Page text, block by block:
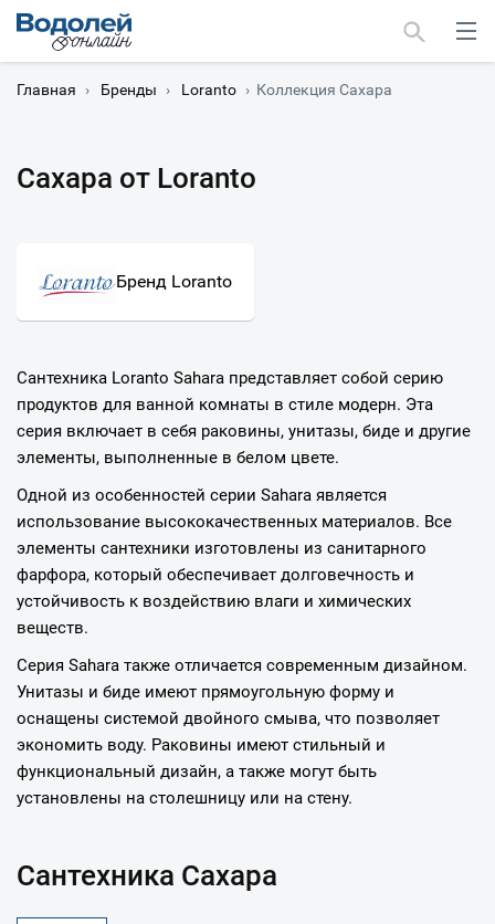
Главная › Бренды › Loranto › Коллекция Сахара
Сахара от Loranto
Бренд Loranto
Сантехника Loranto Sahara представляет собой серию
продуктов для ванной комнаты в стиле модерн. Эта
серия включает в себя раковины, унитазы, биде и другие
элементы, выполненные в белом цвете.
Одной из особенностей серии Sahara является
использование высококачественных материалов. Все
элементы сантехники изготовлены из санитарного
фарфора, который обеспечивает долговечность и
устойчивость к воздействию влаги и химических
веществ.
Серия Sahara также отличается современным дизайном.
Унитазы и биде имеют прямоугольную форму и
оснащены системой двойного смыва, что позволяет
экономить воду. Раковины имеют стильный и
функциональный дизайн, а также могут быть
установлены на столешницу или на стену.
Сантехника Сахара